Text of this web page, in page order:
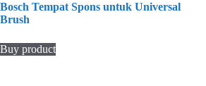
Bosch Tempat Spons untuk Universal
Brush
Buy product